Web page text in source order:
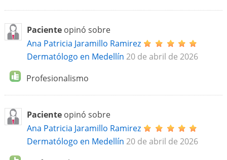
Pacienteopinó sobre
Ana Patricia Jaramillo Ramirez
Dermatólogo en Medellín 20 de abril de 2026
Profesionalismo
Pacienteopinó sobre
Ana Patricia Jaramillo Ramirez
Dermatólogo en Medellín 20 de abril de 2026